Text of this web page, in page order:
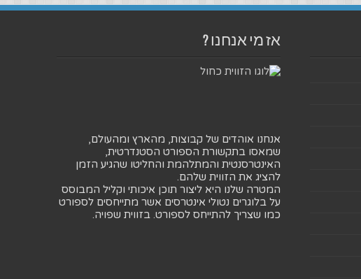
אז מי אנחנו ?
אנחנו אוהדים של קבוצות, מהארץ ומהעולם,
שמאסו בתקשורת הספורט הסטנדרטית,
האינטרסנטית והמתלהמת והחליטו שהגיע הזמן
להציג את הזווית שלהם.
המטרה שלנו היא ליצור תוכן איכותי וקליל המבוסס
על בלוגרים נטולי אינטרסים אשר מתייחסים לספורט
כמו שצריך להתייחס לספורט. בזווית שפויה.